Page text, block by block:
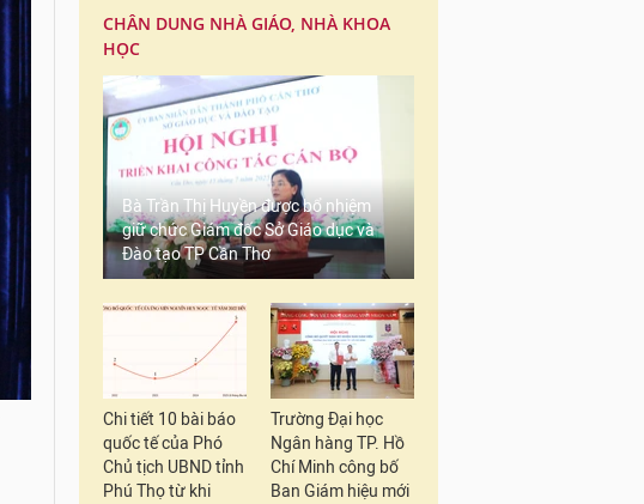
CHÂN DUNG NHÀ GIÁO, NHÀ KHOA
HỌC
Bà Trần Thị Huyền được bổ nhiệm
giữ chức Giám đốc Sở Giáo dục và
Đào tạo TP Cần Thơ
Chi tiết 10 bài báo
quốc tế của Phó
Chủ tịch UBND tỉnh
Phú Thọ từ khi
Trường Đại học
Ngân hàng TP. Hồ
Chí Minh công bố
Ban Giám hiệu mới